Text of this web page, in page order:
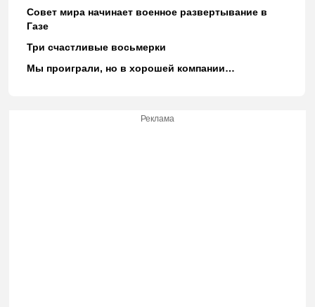
Совет мира начинает военное развертывание в
Газе
Три счастливые восьмерки
Мы проиграли, но в хорошей компании…
Реклама